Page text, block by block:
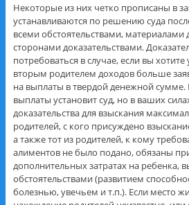
Некоторые из них четко прописаны в
устанавливаются по решению суда
всеми обстоятельствами,
сторонами доказательствами.
потребоваться в случае, если вы
вторым родителем доходов больше
на выплаты в твердой денежной
выплаты установит суд, но в ваших
доказательства для взыскания
родителей, с кого присуждено
а также тот из родителей, к кому
алиментов не было подано, обязаны
дополнительных затратах на ребенка,
обстоятельствами (развитием
болезнью, увечьем и т.п.). Если место